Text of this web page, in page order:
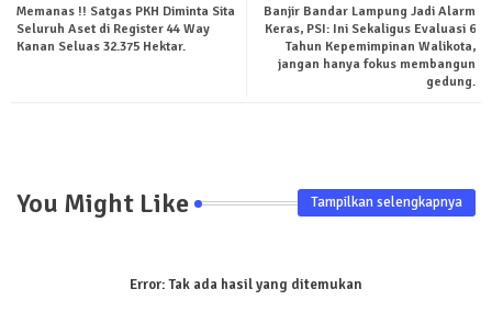
ter tsa
pp
Banjir Bandar Lampung Jadi Alarm
Keras, PSI: Ini Sekaligus Evaluasi 6
Tahun Kepemimpinan Walikota,
jangan hanya fokus membangun
gedung.
Memanas !! Satgas PKH Diminta Sita
Seluruh Aset di Register 44 Way
Kanan Seluas 32.375 Hektar.
You Might Like Tampilkan selengkapnya
Error:Tak ada hasil yang ditemukan